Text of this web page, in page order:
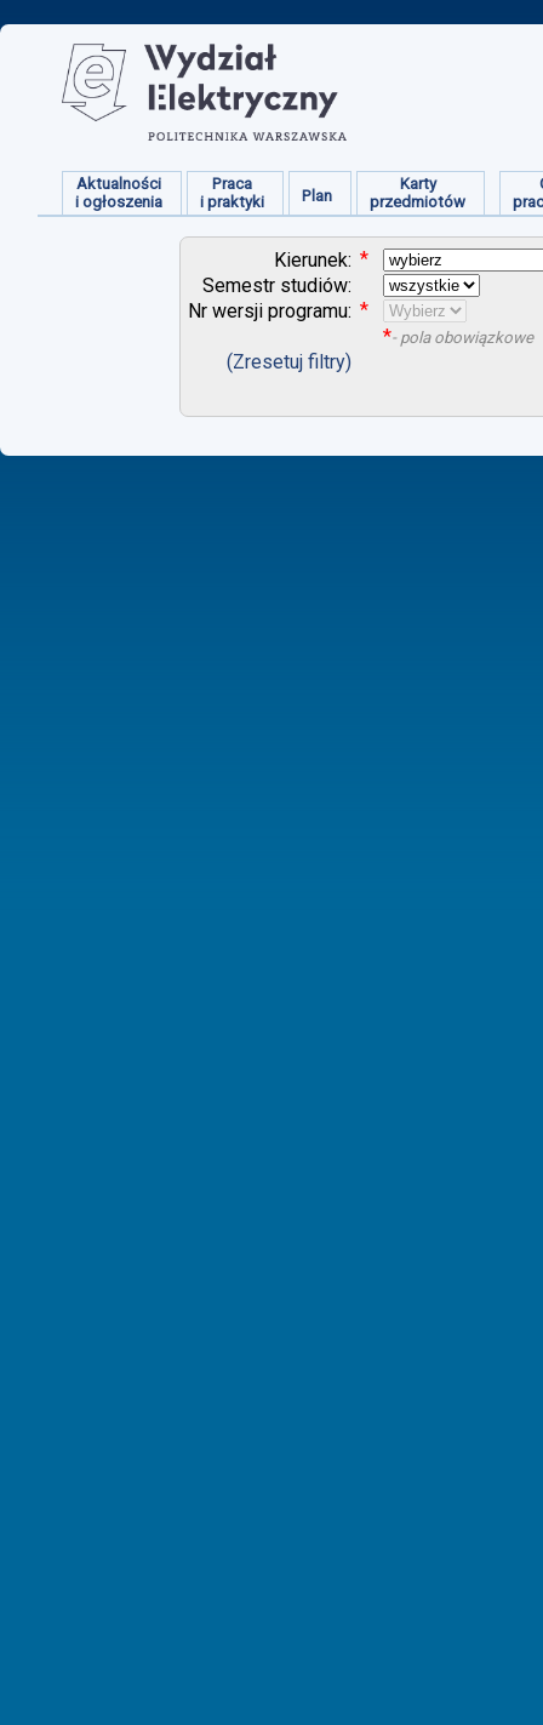
Aktualności
i ogłoszenia
Praca
i praktyki
Plan
Karty
przedmiotów
Kierunek: *
Semestr studiów:
Nr wersji programu: *
*- pola obowiązkowe
(Zresetuj filtry)